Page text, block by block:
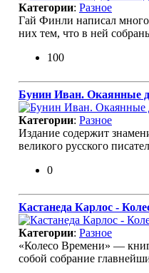
Категории: Разное
Гай Финли написал
них тем, что в ней
100
Бунин Иван. Окаянные
Категории: Разное
Издание содержит
великого русского
0
Кастанеда Карлос -
Категории: Разное
«Колесо Времени» —
собой собрание